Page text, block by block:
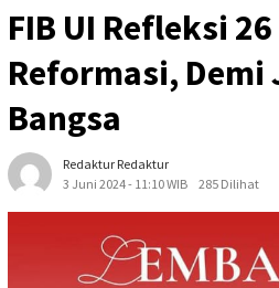
FIB UI Refleksi
Reformasi, Demi
Bangsa
Redaktur Redaktur
3 Juni 2024 - 11:10 WIB
285 Dilihat